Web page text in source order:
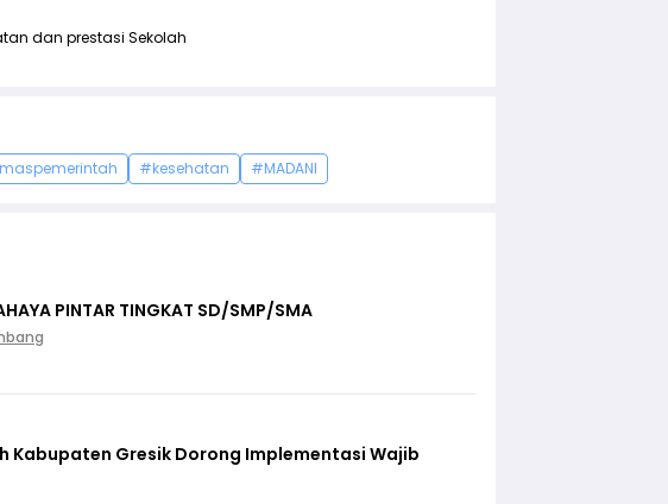
dan prestasi Sekolah
#kesehatan #MADANI
PINTAR TINGKAT SD/SMP/SMA
Kabupaten Gresik Dorong Implementasi Wajib